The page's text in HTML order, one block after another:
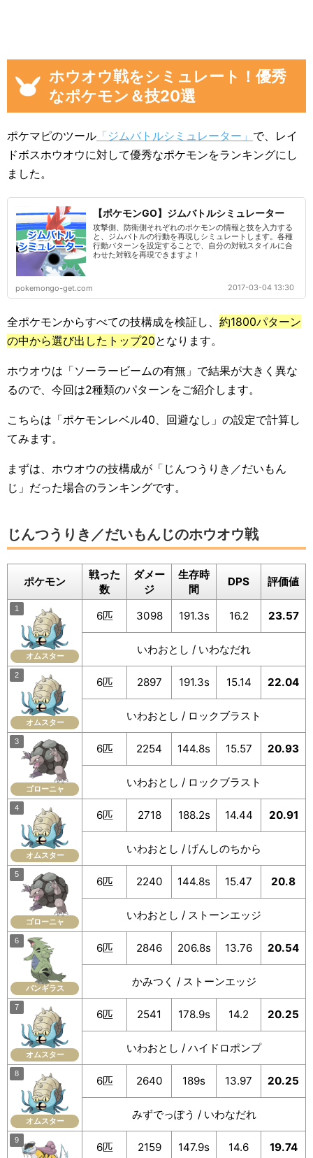
ホウオウ戦をシミュレート！優秀
なポケモン＆技20選
ポケマピのツール 「ジムバトルシミュレーター」 で、レイ
ドボスホウオウに対して優秀なポケモンをランキングにし
ました。
【ポケモンGO】ジムバトルシミュレーター
攻撃側、防衛側それぞれのポケモンの情報と技を入力する
と、ジムバトルの行動を再現しシミュレートします。各種
行動パターンを設定することで、自分の対戦スタイルに合
わせた対戦を再現できますよ！
pokemongo-get.com 2017-03-04 13:30
全ポケモンからすべての技構成を検証し、 約1800パターン
の中から選び出したトップ20となります。
ホウオウは「ソーラービームの有無」で結果が大きく異な
るので、今回は2種類のパターンをご紹介します。
こちらは「ポケモンレベル40、回避なし」の設定で計算し
てみます。
まずは、ホウオウの技構成が「じんつうりき／だいもん
じ」だった場合のランキングです。
じんつうりき／だいもんじのホウオウ戦
ポケモン
戦った
数
ダメー
ジ
生存時
間
DPS 評価値
オムスター
6匹 3098 191.3s 16.2 23.57
いわおとし / いわなだれ
オムスター
6匹 2897 191.3s 15.14 22.04
いわおとし / ロックブラスト
ゴローニャ
6匹 2254 144.8s 15.57 20.93
いわおとし / ロックブラスト
オムスター
6匹 2718 188.2s 14.44 20.91
いわおとし / げんしのちから
ゴローニャ
6匹 2240 144.8s 15.47 20.8
いわおとし / ストーンエッジ
バンギラス
6匹 2846 206.8s 13.76 20.54
かみつく / ストーンエッジ
オムスター
6匹 2541 178.9s 14.2 20.25
いわおとし / ハイドロポンプ
オムスター
6匹 2640 189s 13.97 20.25
みずでっぽう / いわなだれ
6匹 2159 147.9s 14.6 19.74